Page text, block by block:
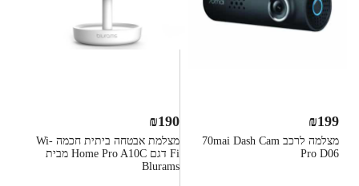
מצלמה לרכב 70mai Dash Cam
Pro D06
₪199
מצלמת אבטחה ביתית חכמה Wi-
Fi דגם Home Pro A10C מבית
Blurams
₪190